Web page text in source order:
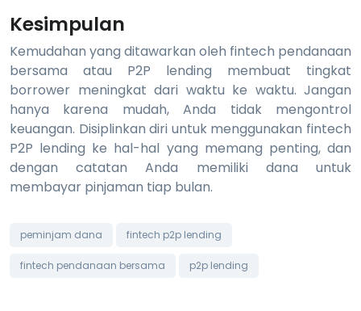
Kesimpulan
Kemudahan yang ditawarkan oleh fintech pendanaan
bersama atau P2P lending membuat tingkat
borrower meningkat dari waktu ke waktu. Jangan
hanya karena mudah, Anda tidak mengontrol
keuangan. Disiplinkan diri untuk menggunakan fintech
P2P lending ke hal-hal yang memang penting, dan
dengan catatan Anda memiliki dana untuk
membayar pinjaman tiap bulan.
peminjam dana fintech p2p lending
fintech pendanaan bersama p2p lending